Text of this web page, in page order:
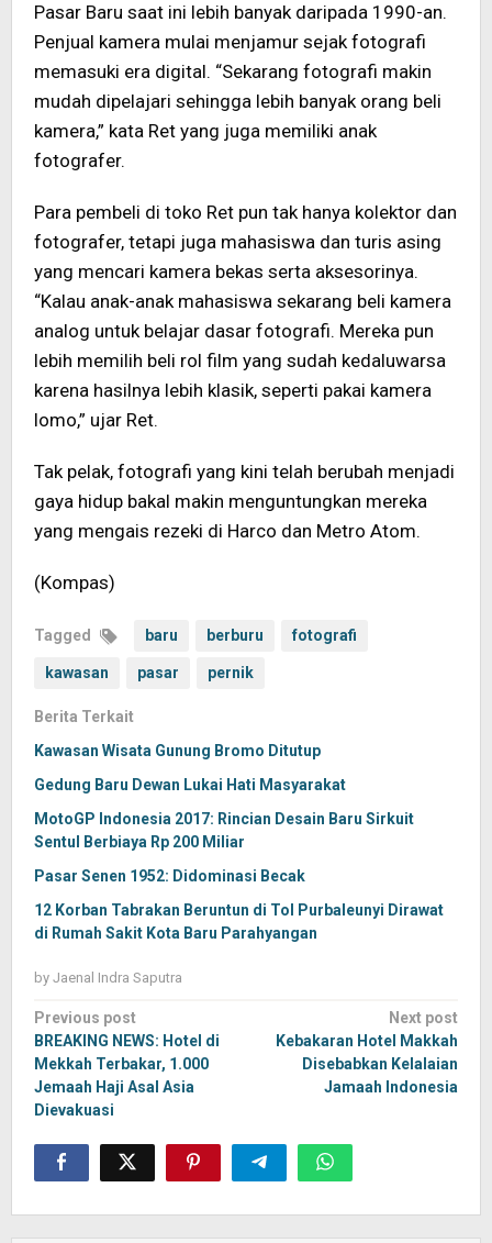
Pasar Baru saat ini lebih banyak daripada 1990-an.
Penjual kamera mulai menjamur sejak fotografi
memasuki era digital. “Sekarang fotografi makin
mudah dipelajari sehingga lebih banyak orang beli
kamera,” kata Ret yang juga memiliki anak
fotografer.
Para pembeli di toko Ret pun tak hanya kolektor dan
fotografer, tetapi juga mahasiswa dan turis asing
yang mencari kamera bekas serta aksesorinya.
“Kalau anak-anak mahasiswa sekarang beli kamera
analog untuk belajar dasar fotografi. Mereka pun
lebih memilih beli rol film yang sudah kedaluwarsa
karena hasilnya lebih klasik, seperti pakai kamera
lomo,” ujar Ret.
Tak pelak, fotografi yang kini telah berubah menjadi
gaya hidup bakal makin menguntungkan mereka
yang mengais rezeki di Harco dan Metro Atom.
(Kompas)
Tagged baru berburu fotografi
kawasan pasar pernik
Berita Terkait
Kawasan Wisata Gunung Bromo Ditutup
Gedung Baru Dewan Lukai Hati Masyarakat
MotoGP Indonesia 2017: Rincian Desain Baru Sirkuit
Sentul Berbiaya Rp 200 Miliar
Pasar Senen 1952: Didominasi Becak
12 Korban Tabrakan Beruntun di Tol Purbaleunyi Dirawat
di Rumah Sakit Kota Baru Parahyangan
by Jaenal Indra Saputra
Post
navigation
Previous post
BREAKING NEWS: Hotel di
Mekkah Terbakar, 1.000
Jemaah Haji Asal Asia
Dievakuasi
Next post
Kebakaran Hotel Makkah
Disebabkan Kelalaian
Jamaah Indonesia